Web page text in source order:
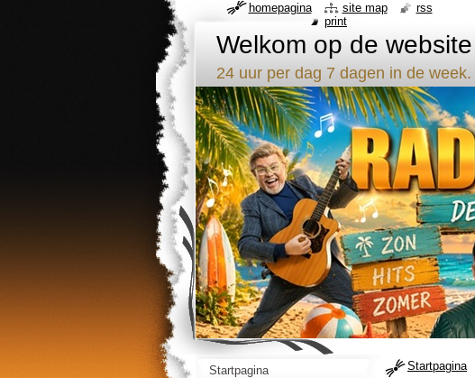
Welkom op de
24 uur per dag 7 dagen in de
Startpagina
Startpagina
homepagina site map
rss
print